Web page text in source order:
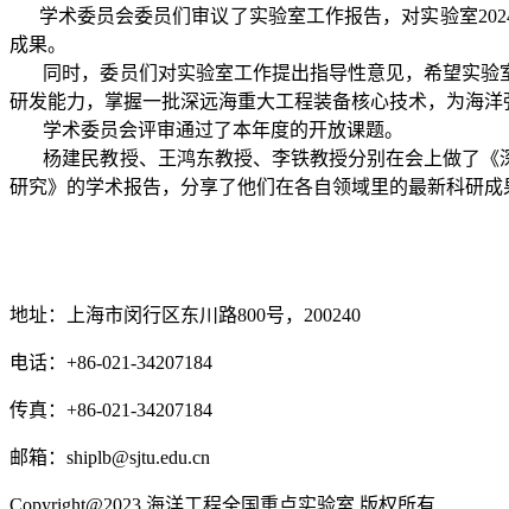
学术委员会委员们审议了实验室工作报告，对实验室
成果。
同时，委员们对实验室工作提出指导性意见，希望实验
研发能力，掌握一批深远海重大工程装备核心技术，为海洋
学术委员会评审通过了本年度的开放课题。
杨建民教授、王鸿东教授、李铁教授分别在会上做了《
研究》的学术报告，分享了他们在各自领域里的最新科研成
地址：上海市闵行区东川路800号，200240
电话：+86-021-34207184
传真：+86-021-34207184
邮箱：shiplb@sjtu.edu.cn